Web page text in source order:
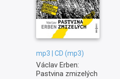
mp3 | CD (mp3)
Václav Erben:
Pastvina zmizelých